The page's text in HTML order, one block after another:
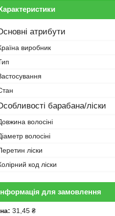
атрибути
виробник
барабана/ліски
волосіні
волосіні
ліски
код ліски
для замовлення
31,45 ₴